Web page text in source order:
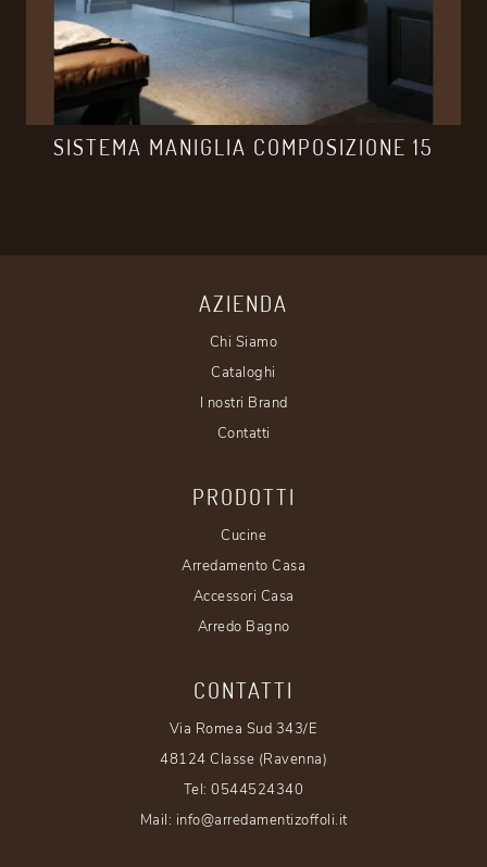
SISTEMA MANIGLIA COMPOSIZIONE 15
AZIENDA
Chi Siamo
Cataloghi
I nostri Brand
Contatti
PRODOTTI
Cucine
Arredamento Casa
Accessori Casa
Arredo Bagno
CONTATTI
Via Romea Sud 343/E
48124 Classe (Ravenna)
Tel:0544524340
Mail: info@arredamentizoffoli.it